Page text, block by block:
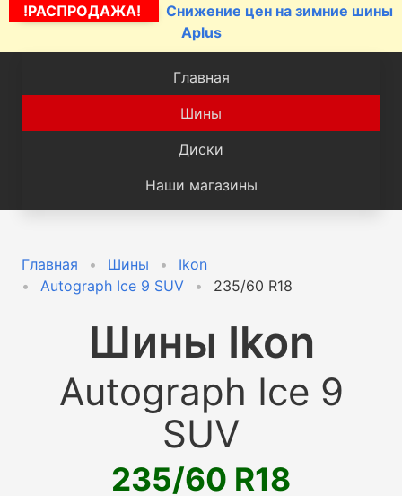
!РАСПРОДАЖА!
Снижение цен на зимние шины
Aplus
Главная
Шины
Диски
Наши магазины
Главная Шины
Ikon
Autograph Ice 9 SUV
235/60 R18
Шины Ikon
Autograph Ice 9
SUV
235/60 R18